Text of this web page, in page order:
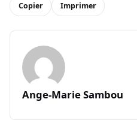
Copier Imprimer
Ange-Marie Sambou